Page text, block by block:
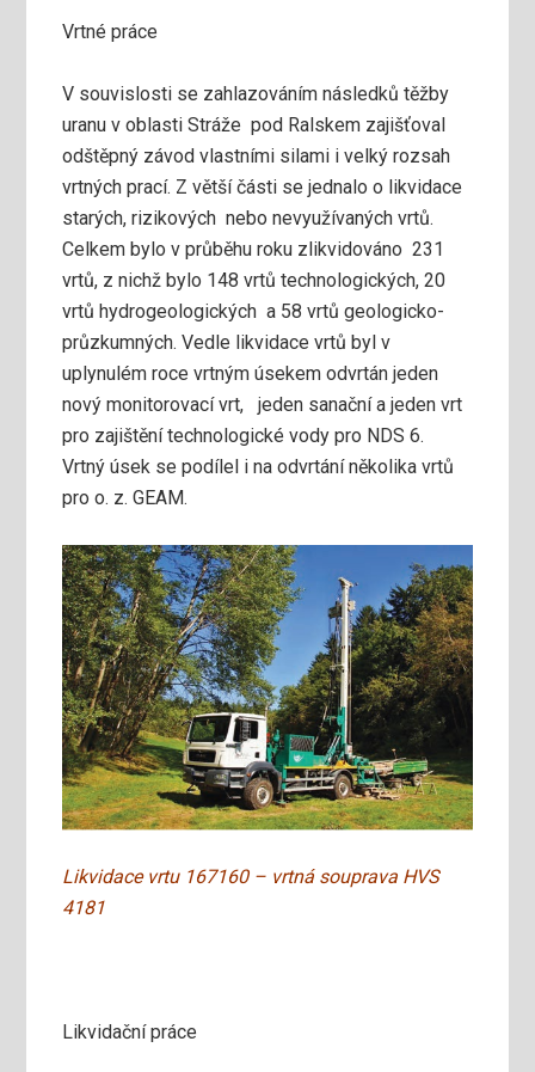
Vrtné práce
V souvislosti se zahlazováním následků těžby
uranu v oblasti Stráže pod Ralskem zajišťoval
odštěpný závod vlastními silami i velký rozsah
vrtných prací. Z větší části se jednalo o likvidace
starých, rizikových nebo nevyužívaných vrtů.
Celkem bylo v průběhu roku zlikvidováno 231
vrtů, z nichž bylo 148 vrtů technologických, 20
vrtů hydrogeologických a 58 vrtů geologicko-
průzkumných. Vedle likvidace vrtů byl v
uplynulém roce vrtným úsekem odvrtán jeden
nový monitorovací vrt, jeden sanační a jeden vrt
pro zajištění technologické vody pro NDS 6.
Vrtný úsek se podílel i na odvrtání několika vrtů
pro o. z. GEAM.
Likvidace vrtu 167160 – vrtná souprava HVS
4181
Likvidační práce